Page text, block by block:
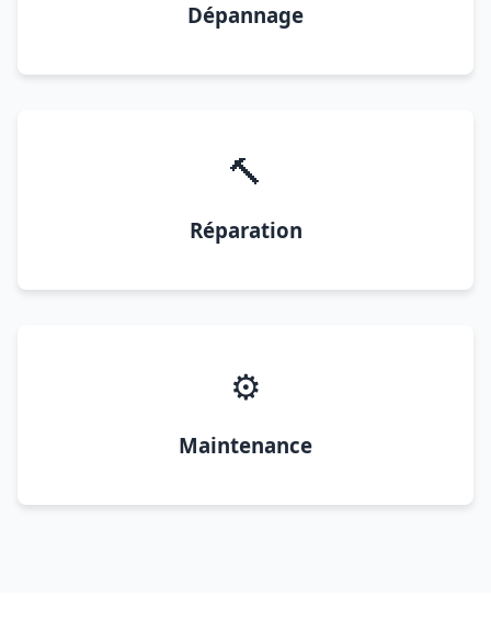
Dépannage
🔨
Réparation
⚙️
Maintenance